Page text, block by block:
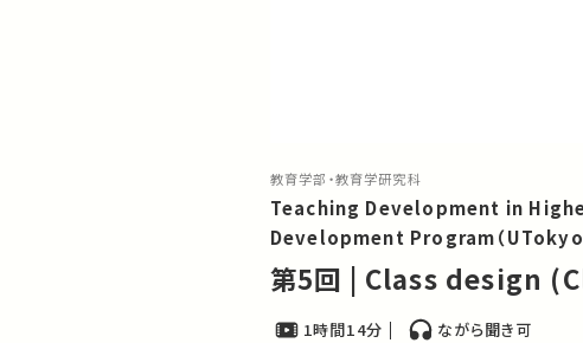
教育学部・教育学研究科
Teaching Development in
Development Program（UTokyo
第5回 | Class design
1時間14分
ながら聞き可